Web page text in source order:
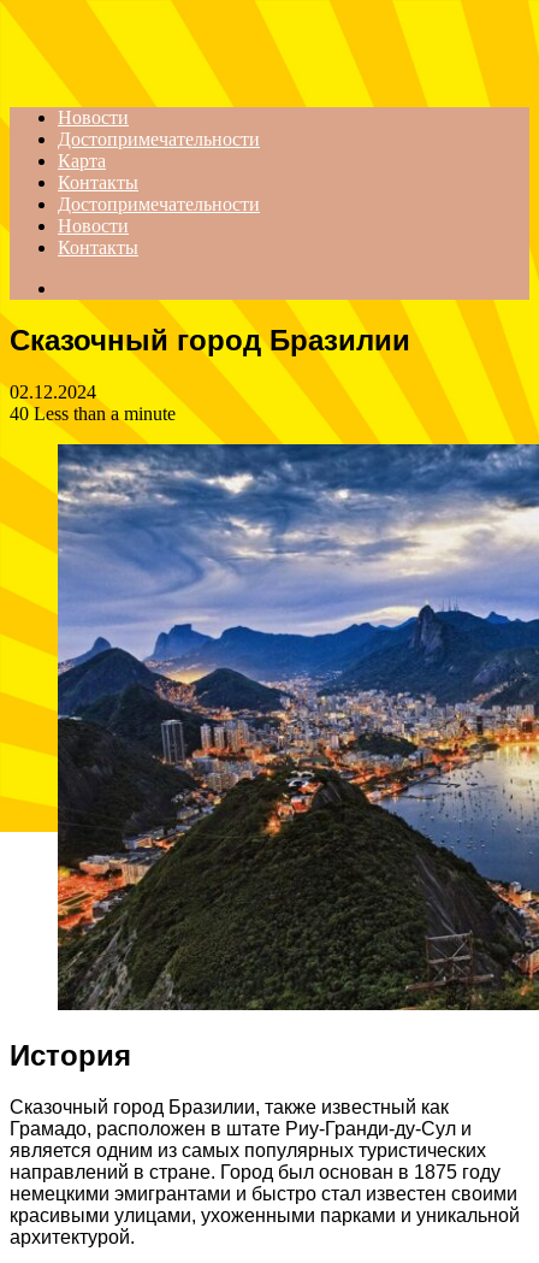
Menu
Новости
Достопримечательности
Карта
Контакты
Достопримечательности
Новости
Контакты
Сказочный город Бразилии
02.12.2024
40Less than a minute
История
Сказочный город Бразилии, также известный как
Грамадо, расположен в штате Риу-Гранди-ду-Сул и
является одним из самых популярных туристических
направлений в стране. Город был основан в 1875 году
немецкими эмигрантами и быстро стал известен своими
красивыми улицами, ухоженными парками и уникальной
архитектурой.